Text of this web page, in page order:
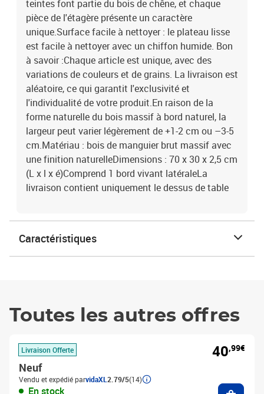
teintes font partie du bois de chêne, et chaque
pièce de l'étagère présente un caractère
unique.Surface facile à nettoyer : le plateau lisse
est facile à nettoyer avec un chiffon humide. Bon
à savoir :Chaque article est unique, avec des
variations de couleurs et de grains. La livraison est
aléatoire, ce qui garantit l'exclusivité et
l'individualité de votre produit.En raison de la
forme naturelle du bois massif à bord naturel, la
largeur peut varier légèrement de +1-2 cm ou –3-5
cm.Matériau : bois de manguier brut massif avec
une finition naturelleDimensions : 70 x 30 x 2,5 cm
(L x l x é)Comprend 1 bord vivant latéraleLa
livraison contient uniquement le dessus de table
Caractéristiques
Toutes les autres offres
Livraison Offerte
Neuf
Vendu et expédié parvidaXL 2.79/5(14)
En stock
40,99€